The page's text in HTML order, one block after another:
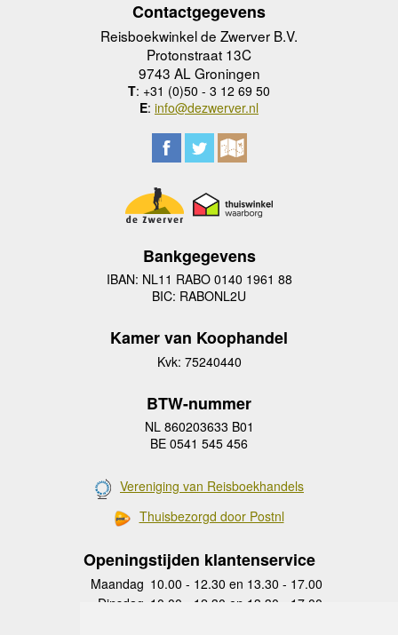
Contactgegevens
Reisboekwinkel de Zwerver B.V.
Protonstraat 13C
9743 AL Groningen
T: +31 (0)50 - 3 12 69 50
E: info@dezwerver.nl
Bankgegevens
IBAN: NL11 RABO 0140 1961 88
BIC: RABONL2U
Kamer van Koophandel
Kvk: 75240440
BTW-nummer
NL 860203633 B01
BE 0541 545 456
Vereniging van Reisboekhandels
Thuisbezorgd door Postnl
Openingstijden klantenservice
Maandag 10.00 - 12.30 en 13.30 - 17.00
Dinsdag 10.00 - 12.30 en 13.30 - 17.00